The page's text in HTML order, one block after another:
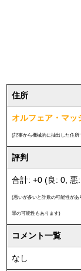
住所
オルフェア・マッ
(記事から機械的に抽出した住
評判
合計: +0 (良: 0, 悪
(悪いが多いと詐欺の可能性が
罪の可能性もあります)
コメント一覧
なし